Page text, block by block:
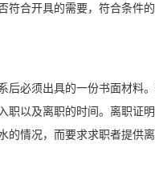
合开具的需要，符合条件
必须出具的一份书面材料
以及离职的时间。离职证
情况，而要求求职者提供